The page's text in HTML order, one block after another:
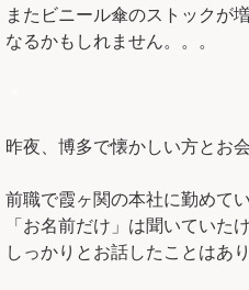
またビニール傘のストックが
なるかもしれません。。。
昨夜、博多で懐かしい方とお
前職で霞ヶ関の本社に勤めてい
「お名前だけ」は聞いていた
しっかりとお話したことはあ